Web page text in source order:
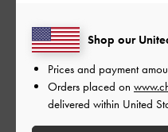
とて
品質
とて
Shop our
Prices and payment
Orders placed on
delivered within United